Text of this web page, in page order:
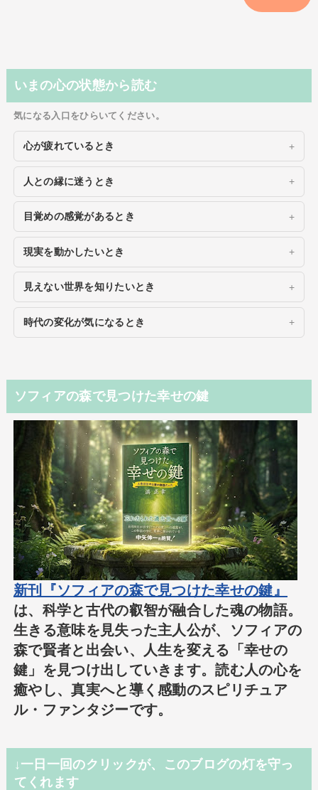
いまの心の状態から読む
気になる入口をひらいてください。
心が疲れているとき
人との縁に迷うとき
目覚めの感覚があるとき
現実を動かしたいとき
見えない世界を知りたいとき
時代の変化が気になるとき
ソフィアの森で見つけた幸せの鍵
新刊『ソフィアの森で見つけた幸せの鍵』
は、科学と古代の叡智が融合した魂の物語。
生きる意味を見失った主人公が、ソフィアの
森で賢者と出会い、人生を変える「幸せの
鍵」を見つけ出していきます。読む人の心を
癒やし、真実へと導く感動のスピリチュア
ル・ファンタジーです。
↓一日一回のクリックが、このブログの灯を守っ
てくれます